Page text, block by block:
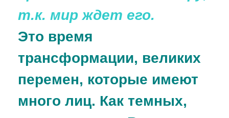
т.к. мир ждет его.
Это время
трансформации, великих
перемен, которые имеют
много лиц. Как темных,